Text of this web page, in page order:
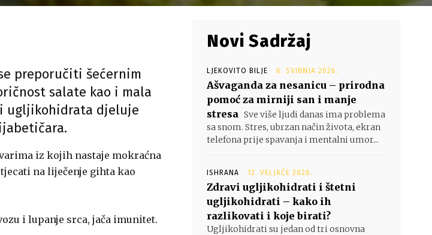
preporučiti šećernim
salate kao i mala
ugljikohidrata djeluje
iz kojih nastaje mokraćna
na liječenje gihta kao
i lupanje srca, jača imunitet.
Novi Sadržaj
LJEKOVITO BILJE 6. SVIBNJA 2026.
Ašvaganda za nesanicu – prirodna
pomoć za mirniji san i manje
stresa Sve više ljudi danas ima problema
sa snom. Stres, ubrzan način života, ekran
telefona prije spavanja i mentalni umor...
ISHRANA 12. VELJAČE 2026.
Zdravi ugljikohidrati i štetni
ugljikohidrati – kako ih
razlikovati i koje birati?
Ugljikohidrati su jedan od tri osnovna